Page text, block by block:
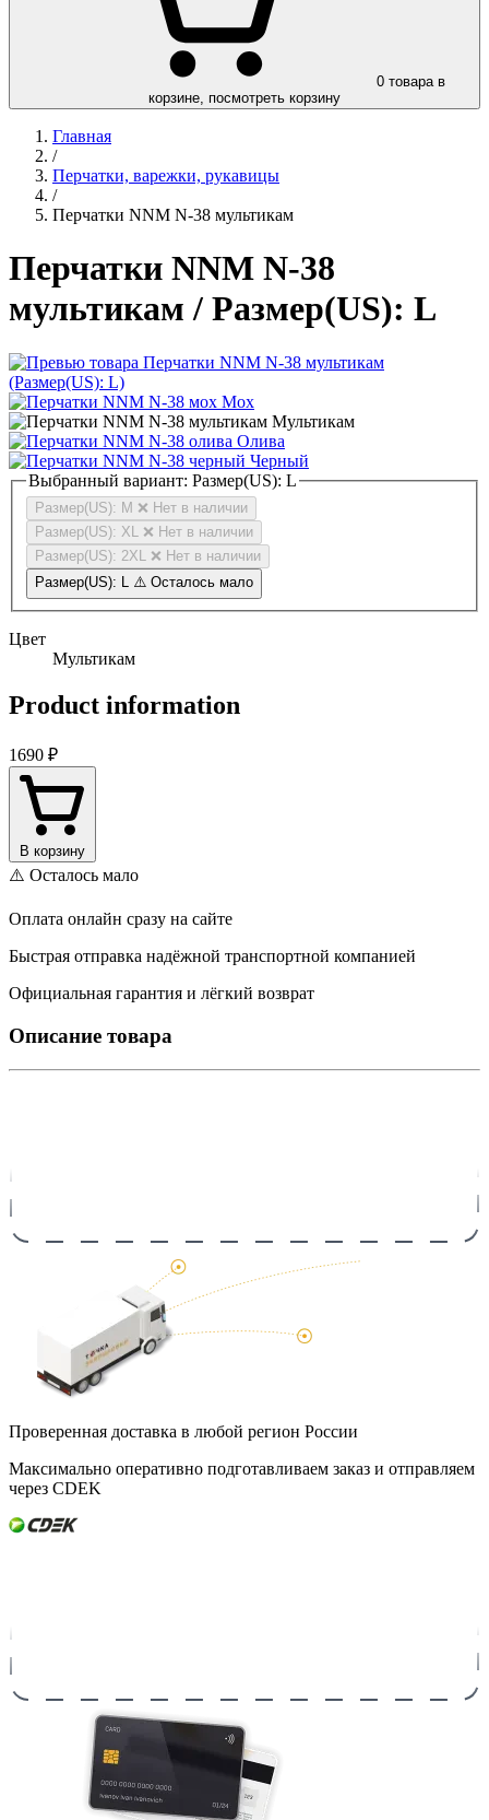
0 товара в
корзине, посмотреть корзину
Главная
/
Перчатки, варежки, рукавицы
/
Перчатки NNM N-38 мультикам
Перчатки NNM N-38
мультикам/ Размер(US): L
Мох
Мультикам
Олива
Черный
Выбранный вариант: Размер(US): L
Размер(US): M ❌ Нет в наличии
Размер(US): XL ❌ Нет в наличии
Размер(US): 2XL ❌ Нет в наличии
Размер(US): L ⚠️ Осталось мало
Цвет
Мультикам
Product information
1690 ₽
В корзину
⚠️ Осталось мало
Оплата онлайн сразу на сайте
Быстрая отправка надёжной транспортной компанией
Официальная гарантия и лёгкий возврат
Описание товара
Проверенная доставка в любой регион России
Максимально оперативно подготавливаем заказ и отправляем
через CDEK